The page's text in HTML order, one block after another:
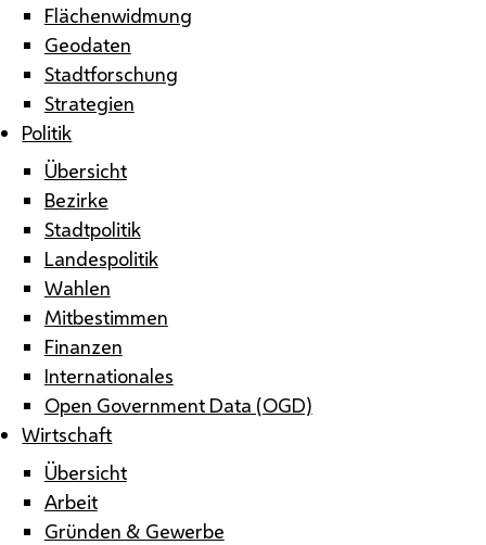
Flächenwidmung
Geodaten
Stadtforschung
Strategien
Politik
Übersicht
Bezirke
Stadtpolitik
Landespolitik
Wahlen
Mitbestimmen
Finanzen
Internationales
Open Government Data (OGD)
Wirtschaft
Übersicht
Arbeit
Gründen & Gewerbe